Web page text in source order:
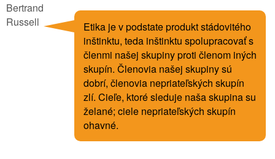
Bertrand
Russell
Etika je v podstate produkt stádovitého
inštinktu, teda inštinktu spolupracovať s
členmi našej skupiny proti členom iných
skupín. Členovia našej skupiny sú
dobrí, členovia nepriateľských skupín
zlí. Cieľe, ktoré sleduje naša skupina su
želané; ciele nepriateľských skupín
ohavné.